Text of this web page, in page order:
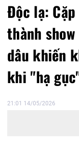
Độc lạ:
thành
dâu khiến
khi "hạ
21:01 14/05/2026